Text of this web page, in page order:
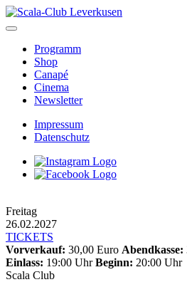
Skip
to
Programm
Shop
Canapé
Cinema
Newsletter
Impressum
Datenschutz
Freitag
26.02.2027
TICKETS
Vorverkauf: 30,00 Euro Abendkasse:
Einlass: 19:00 UhrBeginn: 20:00 Uhr
Scala Club